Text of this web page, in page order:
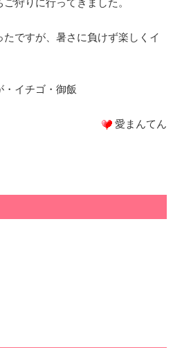
狩りに行ってきました。
たですが、暑さに負けず楽しくイ
イチゴ・御飯
愛まんてん